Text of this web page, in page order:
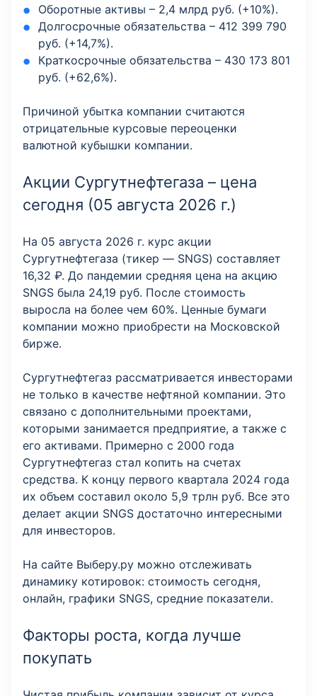
Оборотные активы – 2,4 млрд руб. (+10%).
Долгосрочные обязательства – 412 399 790
руб. (+14,7%).
Краткосрочные обязательства – 430 173 801
руб. (+62,6%).
Причиной убытка компании считаются
отрицательные курсовые переоценки
валютной кубышки компании.
Акции Сургутнефтегаза – цена
сегодня (05 августа 2026 г.)
На 05 августа 2026 г. курс акции
Сургутнефтегаза (тикер — SNGS) составляет
16,32 ₽. До пандемии средняя цена на акцию
SNGS была 24,19 руб. После стоимость
выросла на более чем 60%. Ценные бумаги
компании можно приобрести на Московской
бирже.
Сургутнефтегаз рассматривается инвесторами
не только в качестве нефтяной компании. Это
связано с дополнительными проектами,
которыми занимается предприятие, а также с
его активами. Примерно с 2000 года
Сургутнефтегаз стал копить на счетах
средства. К концу первого квартала 2024 года
их объем составил около 5,9 трлн руб. Все это
делает акции SNGS достаточно интересными
для инвесторов.
На сайте Выберу.ру можно отслеживать
динамику котировок: стоимость сегодня,
онлайн, графики SNGS, средние показатели.
Факторы роста, когда лучше
покупать